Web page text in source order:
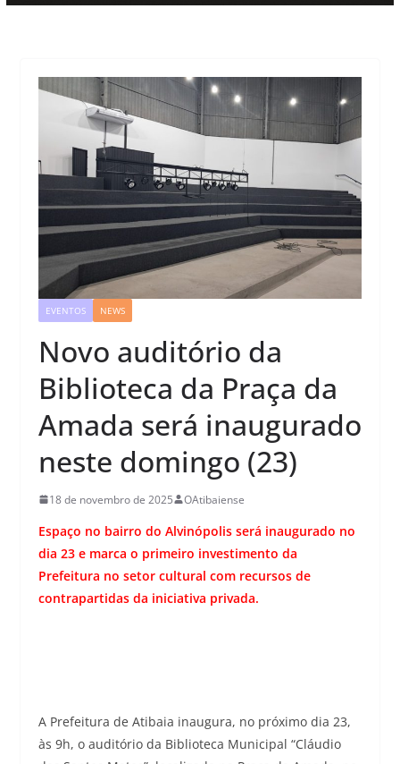
EVENTOS NEWS
Novo auditório da
Biblioteca da Praça da
Amada será inaugurado
neste domingo (23)
18 de novembro de 2025 OAtibaiense
Espaço no bairro do Alvinópolis será inaugurado no
dia 23 e marca o primeiro investimento da
Prefeitura no setor cultural com recursos de
contrapartidas da iniciativa privada.
A Prefeitura de Atibaia inaugura, no próximo dia 23,
às 9h, o auditório da Biblioteca Municipal “Cláudio